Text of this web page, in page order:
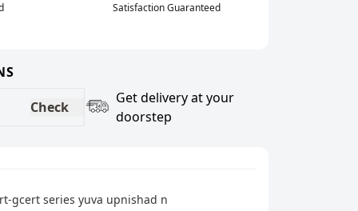
Satisfaction Guaranteed
Check
Get delivery at your
doorstep
gcert series yuva upnishad n